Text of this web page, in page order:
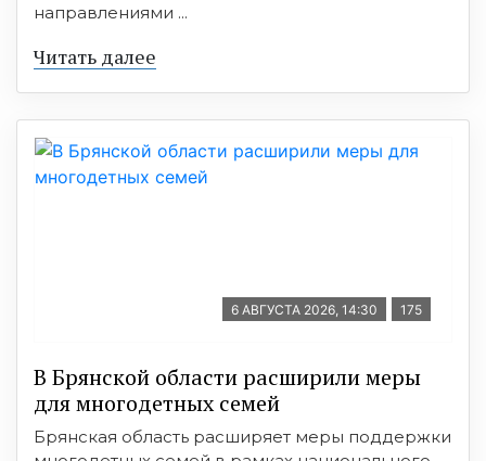
направлениями ...
Читать далее
6 АВГУСТА 2026, 14:30 175
В Брянской области расширили меры
для многодетных семей
Брянская область расширяет меры поддержки